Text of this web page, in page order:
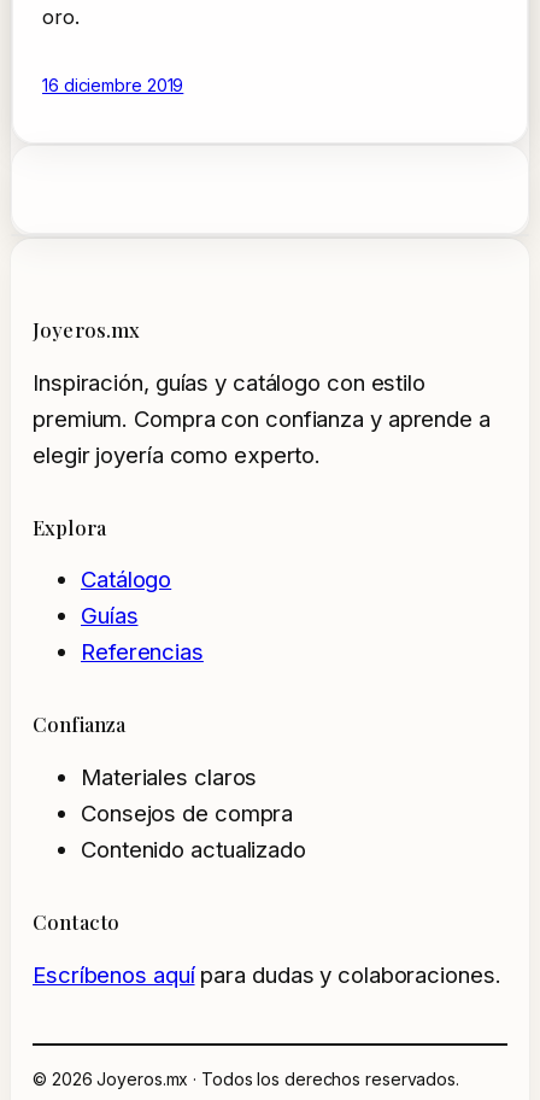
oro.
16 diciembre 2019
Joyeros.mx
Inspiración, guías y catálogo con estilo
premium. Compra con confianza y aprende a
elegir joyería como experto.
Explora
Catálogo
Guías
Referencias
Confianza
Materiales claros
Consejos de compra
Contenido actualizado
Contacto
Escríbenos aquípara dudas y colaboraciones.
© 2026 Joyeros.mx · Todos los derechos reservados.